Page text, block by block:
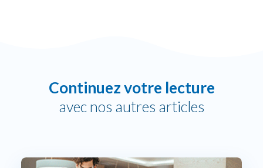
Continuez votre lecture
avec nos autres articles